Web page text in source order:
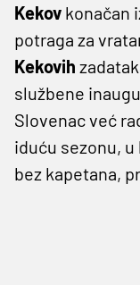
Kekov konačan
potraga za
Kekovih
službene
Slovenac već
iduću sezonu,
bez kapetana,